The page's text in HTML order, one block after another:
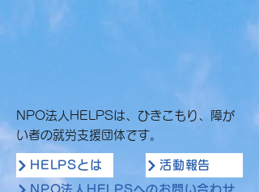
NPO法人HELPSは、ひきこもり、障が
い者の就労支援団体です。
HELPSとは
活動報告
NPO法人HELPSへのお問い合わせ